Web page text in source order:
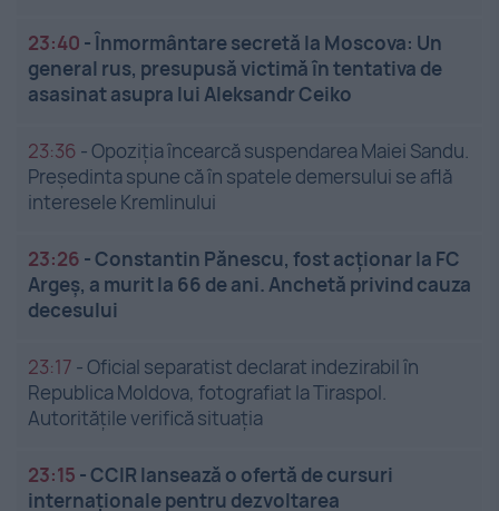
23:40 -Înmormântare secretă la Moscova: Un
general rus, presupusă victimă în tentativa de
asasinat asupra lui Aleksandr Ceiko
23:36 -Opoziția încearcă suspendarea Maiei Sandu.
Președinta spune că în spatele demersului se află
interesele Kremlinului
23:26 -Constantin Pănescu, fost acționar la FC
Argeș, a murit la 66 de ani. Anchetă privind cauza
decesului
23:17 -Oficial separatist declarat indezirabil în
Republica Moldova, fotografiat la Tiraspol.
Autoritățile verifică situația
23:15 -CCIR lansează o ofertă de cursuri
internaționale pentru dezvoltarea